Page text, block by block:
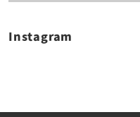
Instagram